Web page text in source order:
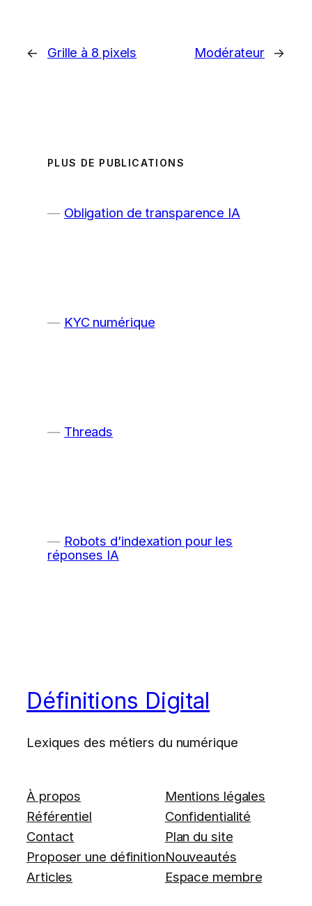
← Grille à 8 pixels Modérateur →
PLUS DE PUBLICATIONS
Obligation de transparence IA
KYC numérique
Threads
Robots d’indexation pour les
réponses IA
Définitions Digital
Lexiques des métiers du numérique
À propos
Référentiel
Contact
Proposer une définition
Articles
Mentions légales
Confidentialité
Plan du site
Nouveautés
Espace membre